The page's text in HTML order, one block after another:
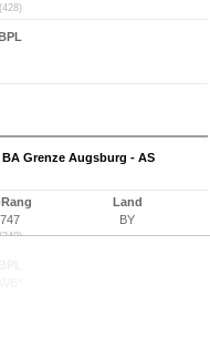
(428)
Grenze Augsburg - AS
Rang
747
Land
BY